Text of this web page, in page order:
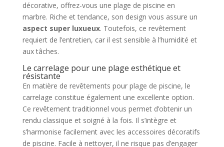
décorative, offrez-vous une plage de piscine en
marbre. Riche et tendance, son design vous assure un
aspect super luxueux. Toutefois, ce revêtement
requiert de l’entretien, car il est sensible à l’humidité et
aux tâches.
Le carrelage pour une plage esthétique et
résistante
En matière de revêtements pour plage de piscine, le
carrelage constitue également une excellente option.
Ce revêtement traditionnel vous permet d’obtenir un
rendu classique et soigné à la fois. Il s’intègre et
s’harmonise facilement avec les accessoires décoratifs
de piscine. Facile à nettoyer, il ne risque pas d’engager